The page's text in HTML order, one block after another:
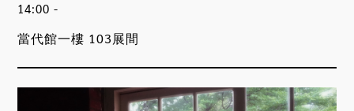
當代館一樓 103展間
14:00 -